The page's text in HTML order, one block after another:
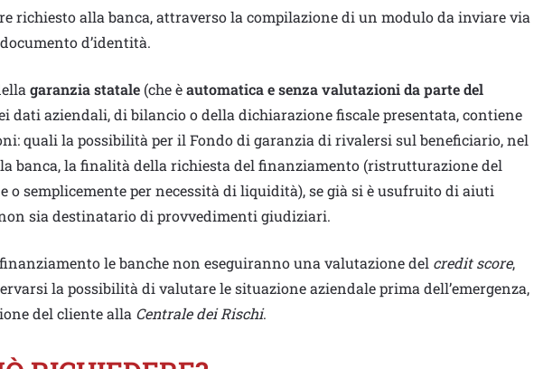
richiesto alla banca, attraverso la compilazione di un modulo da inviare via
d’identità.
garanzia statale (che èautomatica e senza valutazioni da parte del
dati aziendali, di bilancio o della dichiarazione fiscale presentata, contiene
quali la possibilità per il Fondo di garanzia di rivalersi sul beneficiario, nel
banca, la finalità della richiesta del finanziamento (ristrutturazione del
o semplicemente per necessità di liquidità), se già si è usufruito di aiuti
sia destinatario di provvedimenti giudiziari.
le banche non eseguiranno una valutazione del credit score,
la possibilità di valutare le situazione aziendale prima dell’emergenza,
del cliente alla Centrale dei Rischi.